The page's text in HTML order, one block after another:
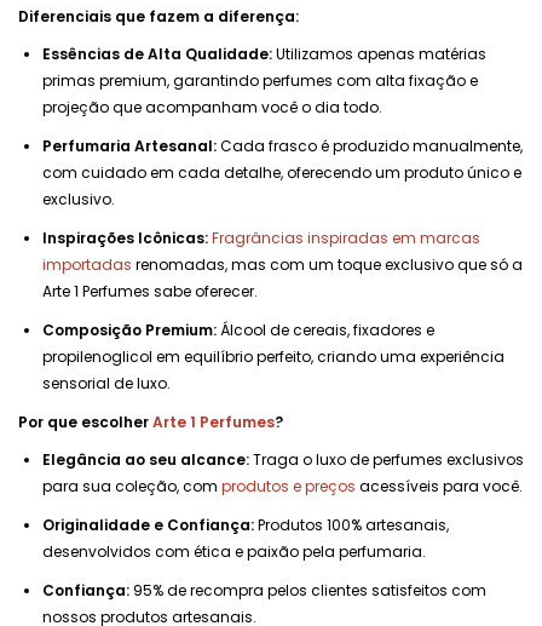
Diferenciais que fazem a diferença:
Essências de Alta Qualidade:Utilizamos apenas matérias
primas premium, garantindo perfumes com alta fixação e
projeção que acompanham você o dia todo.
Perfumaria Artesanal:Cada frasco é produzido manualmente,
com cuidado em cada detalhe, oferecendo um produto único e
exclusivo.
Inspirações Icônicas:Fragrâncias inspiradas em marcas
importadas renomadas, mas com um toque exclusivo que só a
Arte 1 Perfumes sabe oferecer.
Composição Premium:Álcool de cereais, fixadores e
propilenoglicol em equilíbrio perfeito, criando uma experiência
sensorial de luxo.
Por que escolherArte 1 Perfumes?
Elegância ao seu alcance:Traga o luxo de perfumes exclusivos
para sua coleção, com produtos e preços acessíveis para você.
Originalidade e Confiança:Produtos 100% artesanais,
desenvolvidos com ética e paixão pela perfumaria.
Confiança: 95% de recompra pelos clientes satisfeitos com
nossos produtos artesanais.